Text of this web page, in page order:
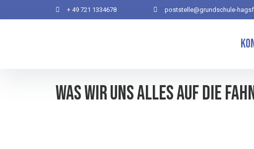
+ 49 721 1334678 poststelle@grundschule-
Was wir uns alles auf die